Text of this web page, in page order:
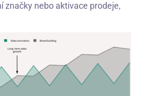
značky nebo aktivace prodeje,